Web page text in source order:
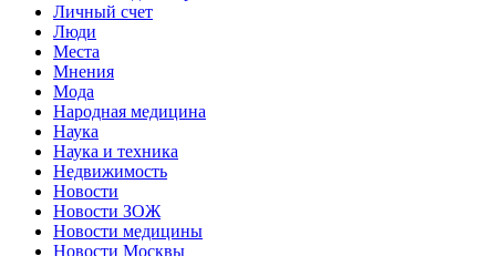
Личный счет
Люди
Места
Мнения
Мода
Народная медицина
Наука
Наука и техника
Недвижимость
Новости
Новости ЗОЖ
Новости медицины
Новости Москвы